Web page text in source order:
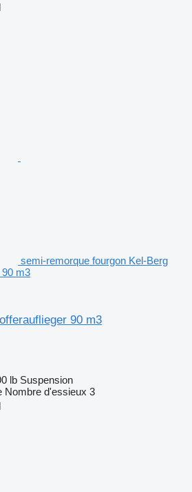
semi-remorque fourgon Kel-Berg
90 m3
90 m3
lb Suspension
Nombre d'essieux 3